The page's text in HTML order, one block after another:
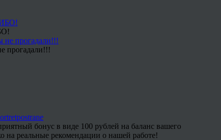
прогадали!!!
бонус в виде 100 рублей на баланс вашего
на реальные рекомендации о нашей работе!